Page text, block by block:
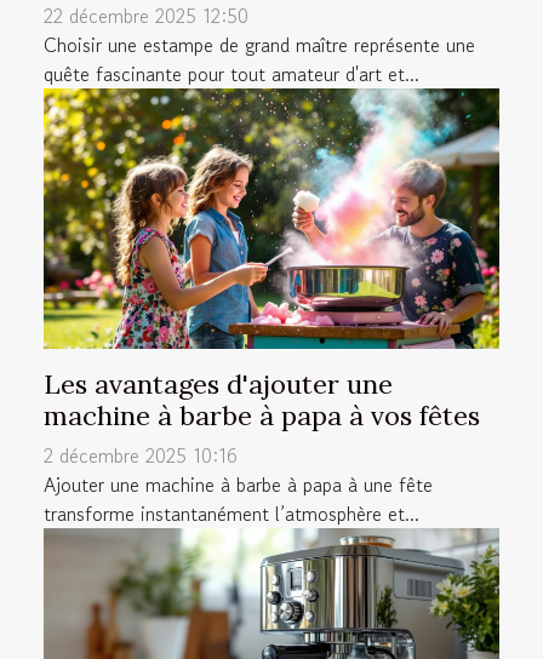
22 décembre 2025 12:50
Choisir une estampe de grand maître représente une
quête fascinante pour tout amateur d'art et...
Les avantages d'ajouter une
machine à barbe à papa à vos fêtes
2 décembre 2025 10:16
Ajouter une machine à barbe à papa à une fête
transforme instantanément l’atmosphère et...